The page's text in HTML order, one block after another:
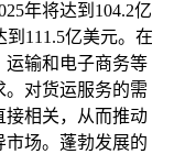
年将达到104.2亿
到111.5亿美元。在
运输和电子商务等
对货运服务的需
接相关，从而推动
场。蓬勃发展的